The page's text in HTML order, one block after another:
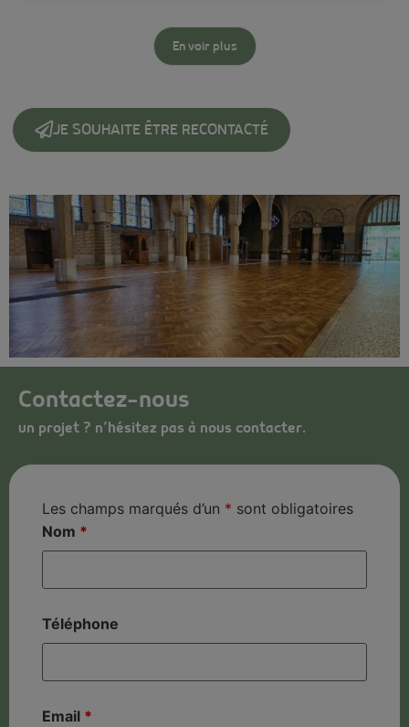
En voir plus
JE SOUHAITE ÊTRE RECONTACTÉ
Contactez-nous
un projet ? n’hésitez pas à nous contacter.
Les champs marqués d’un * sont obligatoires
Nom *
Téléphone
Email *